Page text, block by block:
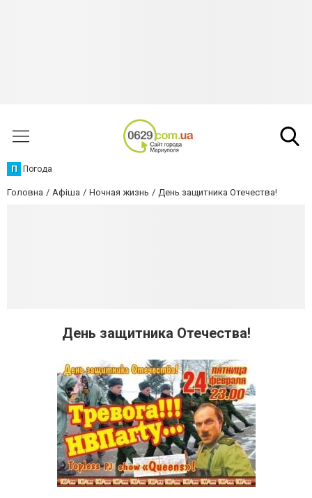
П Погода
Головна Афіша Ночная жизнь День защитника Отечества!
День защитника Отечества!